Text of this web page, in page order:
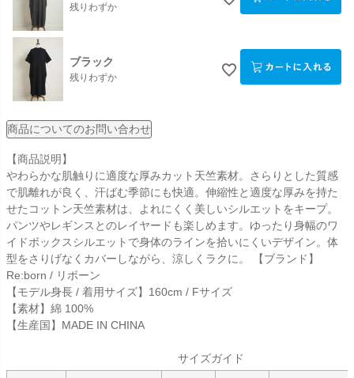
残りわずか
ブラック
残りわずか
商品についてのお問い合わせ
【商品説明】
やわらかな肌触りに適度な厚みカット天竺素材。さらりとした質感
で肌離れが良く、汗ばむ季節にも快適。伸縮性と適度な厚みを持た
せたコットン天竺素材は、よれにくく美しいシルエットをキープ。
パンツやレギンスとのレイヤードも楽しめます。ゆったり身幅のワ
イドボックスシルエットで身体のラインを拾いにくいデザイン。体
型をさりげなくカバーしながら、涼しくラクに。 【ブランド】
Re:born / リボーン
【モデル身長 / 着用サイズ】160cm / Fサイズ
【素材】綿 100%
【生産国】MADE IN CHINA
サイズガイド